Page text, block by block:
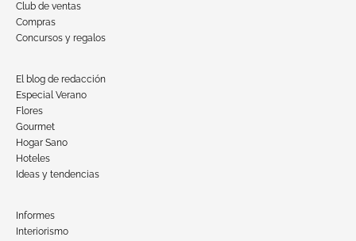
Club de ventas
Compras
Concursos y regalos
El blog de redacción
Especial Verano
Flores
Gourmet
Hogar Sano
Hoteles
Ideas y tendencias
Informes
Interiorismo